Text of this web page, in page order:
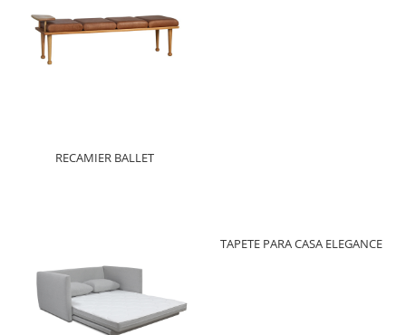
RECAMIER BALLET
TAPETE PARA CASA ELEGANCE